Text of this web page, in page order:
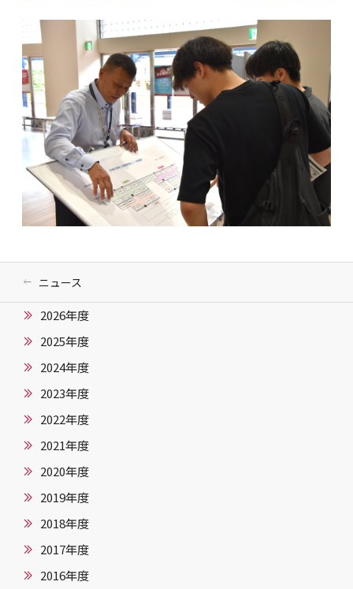
ニュース
2026年度
2025年度
2024年度
2023年度
2022年度
2021年度
2020年度
2019年度
2018年度
2017年度
2016年度